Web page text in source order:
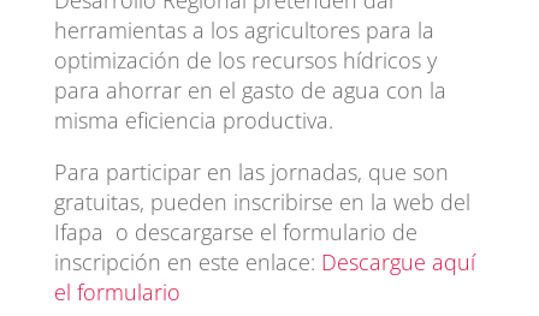
herramientas a los agricultores para la
optimización de los recursos hídricos y
para ahorrar en el gasto de agua con la
misma eficiencia productiva.
Para participar en las jornadas, que son
gratuitas, pueden inscribirse en la web del
Ifapa o descargarse el formulario de
inscripción en este enlace: Descargue aquí
el formulario